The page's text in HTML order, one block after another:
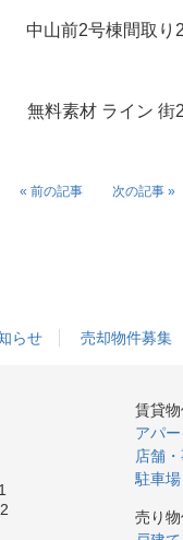
« 前の記事 次の記事 »
らせ 売却物件募集
賃貸
アパ
店舗
駐車場
売り